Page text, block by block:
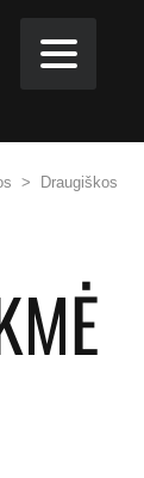
>
Draugiškos